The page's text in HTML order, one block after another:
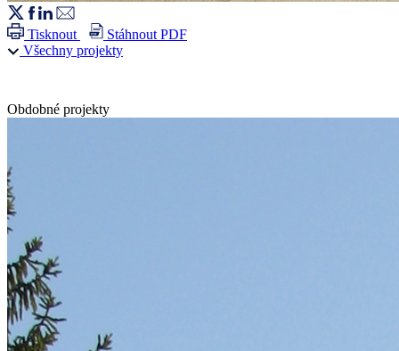
Tisknout
Stáhnout PDF
Všechny projekty
Obdobné projekty